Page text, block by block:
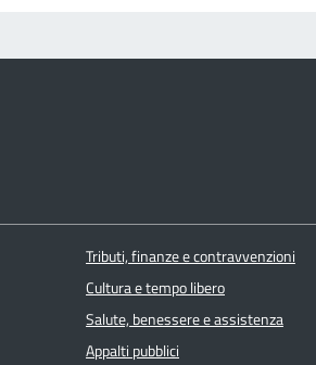
Tributi, finanze e contravvenzioni
Cultura e tempo libero
Salute, benessere e assistenza
Appalti pubblici